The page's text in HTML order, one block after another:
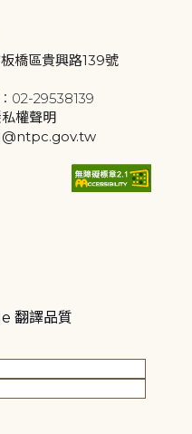
橋區貴興路139號
02-29538139
權聲明
翻譯品質